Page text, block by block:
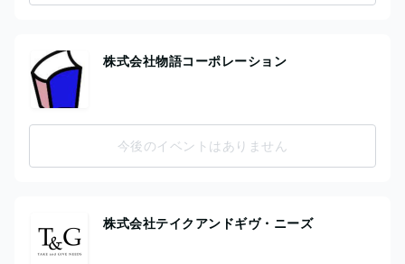
株式会社物語コーポレーション
今後のイベントはありません
株式会社テイクアンドギヴ・ニーズ